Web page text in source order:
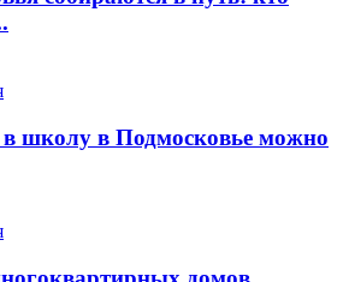
в школу в Подмосковье можно